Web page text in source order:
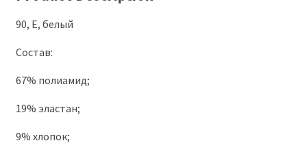
90, E, белый
Состав:
67% полиамид;
19% эластан;
9% хлопок;